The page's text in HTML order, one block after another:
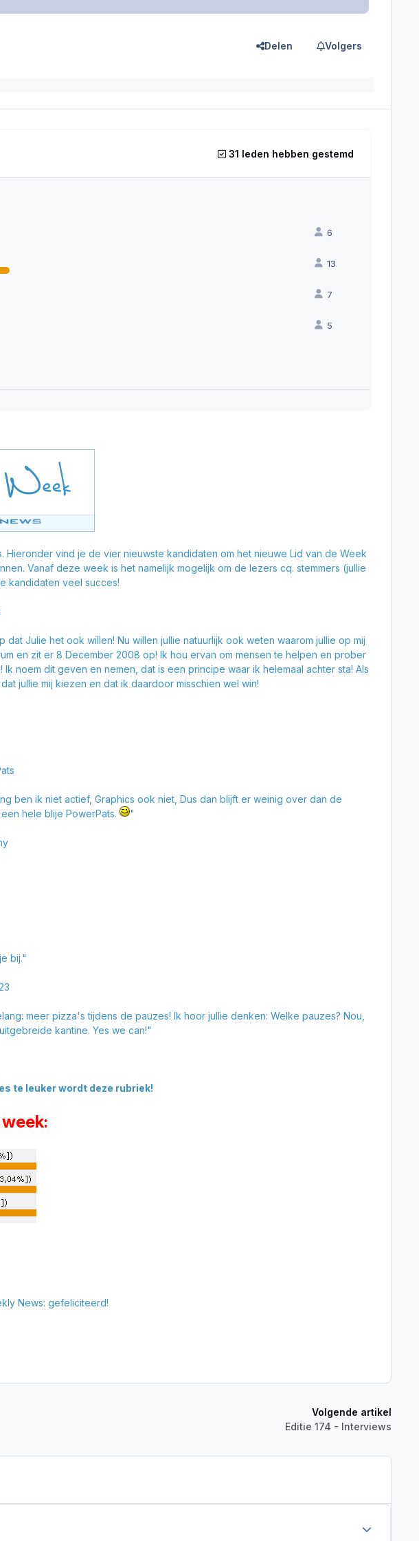
Delen Volgers
31 leden hebben gestemd
6
13
7
5
vind je de vier nieuwste kandidaten om het nieuwe Lid van de Week
Vanaf deze week is het namelijk mogelijk om de lezers cq. stemmers (jullie
kandidaten veel succes!
Julie het ook willen! Nu willen jullie natuurlijk ook weten waarom jullie op mij
en zit er 8 December 2008 op! Ik hou ervan om mensen te helpen en prober
dit geven en nemen, dat is een principe waar ik helemaal achter sta! Als
jullie mij kiezen en dat ik daardoor misschien wel win!
ben ik niet actief, Graphics ook niet, Dus dan blijft er weinig over dan de
hele blije PowerPats.
"
bij."
meer pizza's tijdens de pauzes! Ik hoor jullie denken: Welke pauzes? Nou,
kantine. Yes we can!"
te leuker wordt deze rubriek!
News: gefeliciteerd!
Volgende artikel
Editie 174 - Interviews